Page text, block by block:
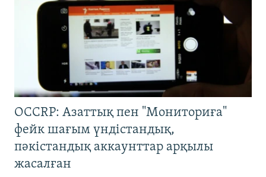
OCCRP: Азаттық пен "Мониториға"
фейк шағым үндістандық,
пәкістандық аккаунттар арқылы
жасалған